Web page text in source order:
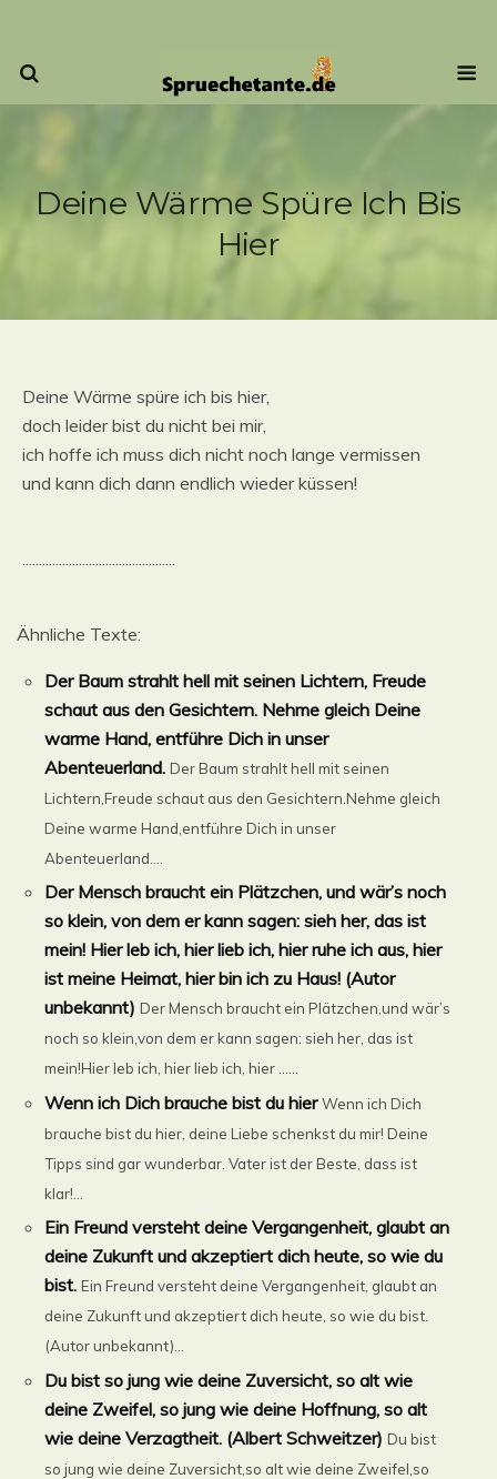
Deine Wärme Spüre Ich Bis
Hier
Deine Wärme spüre ich bis hier,
doch leider bist du nicht bei mir,
ich hoffe ich muss dich nicht noch lange vermissen
und kann dich dann endlich wieder küssen!
..............................................
Ähnliche Texte:
Der Baum strahlt hell mit seinen Lichtern, Freude
schaut aus den Gesichtern. Nehme gleich Deine
warme Hand, entführe Dich in unser
Abenteuerland. Der Baum strahlt hell mit seinen
Lichtern,Freude schaut aus den Gesichtern.Nehme gleich
Deine warme Hand,entführe Dich in unser
Abenteuerland....
Der Mensch braucht ein Plätzchen, und wär’s noch
so klein, von dem er kann sagen: sieh her, das ist
mein! Hier leb ich, hier lieb ich, hier ruhe ich aus, hier
ist meine Heimat, hier bin ich zu Haus! (Autor
unbekannt) Der Mensch braucht ein Plätzchen,und wär’s
noch so klein,von dem er kann sagen: sieh her, das ist
mein!Hier leb ich, hier lieb ich, hier ......
Wenn ich Dich brauche bist du hier Wenn ich Dich
brauche bist du hier, deine Liebe schenkst du mir! Deine
Tipps sind gar wunderbar. Vater ist der Beste, dass ist
klar!...
Ein Freund versteht deine Vergangenheit, glaubt an
deine Zukunft und akzeptiert dich heute, so wie du
bist. Ein Freund versteht deine Vergangenheit, glaubt an
deine Zukunft und akzeptiert dich heute, so wie du bist.
(Autor unbekannt)...
Du bist so jung wie deine Zuversicht, so alt wie
deine Zweifel, so jung wie deine Hoffnung, so alt
wie deine Verzagtheit. (Albert Schweitzer) Du bist
so jung wie deine Zuversicht,so alt wie deine Zweifel,so